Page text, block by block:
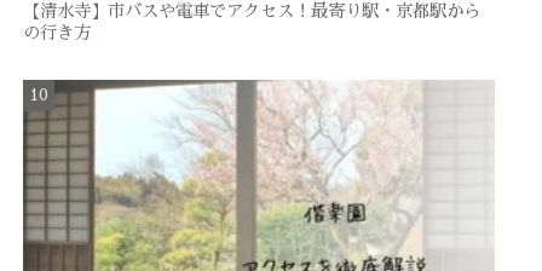
【清水寺】市バスや電車でアクセス！最寄り駅・京都駅から
の行き方